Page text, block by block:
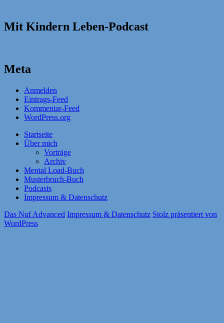
Mit Kindern Leben-Podcast
Meta
Anmelden
Eintrags-Feed
Kommentar-Feed
WordPress.org
Startseite
Über mich
Vorträge
Archiv
Mental Load-Buch
Musterbruch-Buch
Podcasts
Impressum & Datenschutz
Das Nuf Advanced Impressum & Datenschutz Stolz präsentiert von
WordPress